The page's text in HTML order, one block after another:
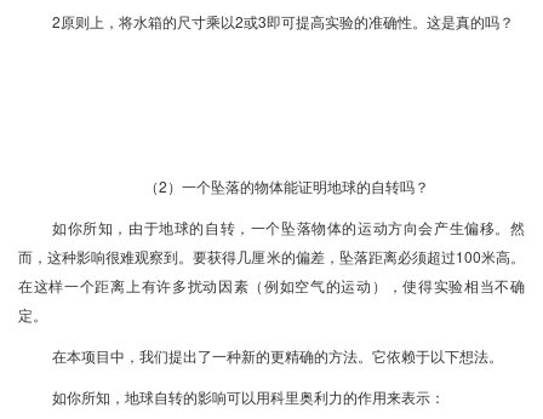
2原则上，将水箱的尺寸乘以2或3即可提高实验的准确性。这是真的吗？
（2）一个坠落的物体能证明地球的自转吗？
如你所知，由于地球的自转，一个坠落物体的运动方向会产生偏移。然
而，这种影响很难观察到。要获得几厘米的偏差，坠落距离必须超过100米高。
在这样一个距离上有许多扰动因素（例如空气的运动），使得实验相当不确
定。
在本项目中，我们提出了一种新的更精确的方法。它依赖于以下想法。
如你所知，地球自转的影响可以用科里奥利力的作用来表示：